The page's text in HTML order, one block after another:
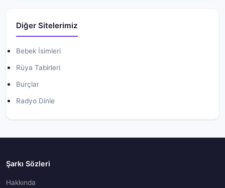
Diğer Sitelerimiz
Bebek İsimleri
Rüya Tabirleri
Burçlar
Radyo Dinle
Şarkı Sözleri
Hakkında